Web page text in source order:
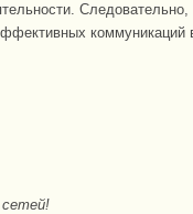
Следовательно,
коммуникаций
сетей!